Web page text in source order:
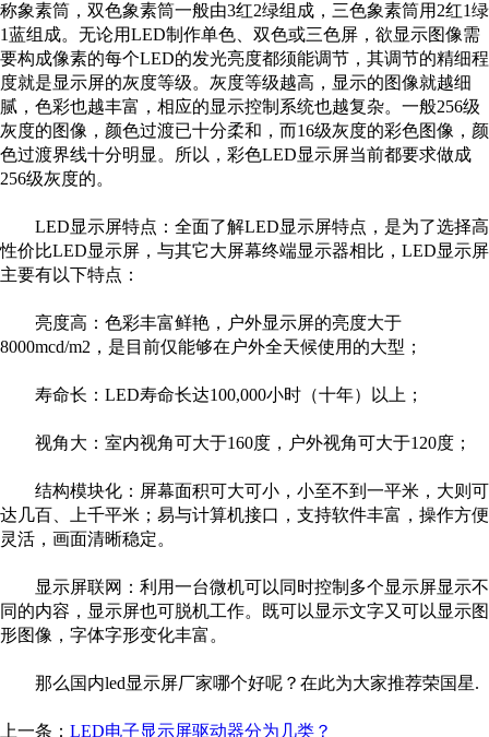
称象素筒，双色象素筒一般由3红2绿组成，三色象素筒用2红1绿
1蓝组成。无论用LED制作单色、双色或三色屏，欲显示图像需
要构成像素的每个LED的发光亮度都须能调节，其调节的精细程
度就是显示屏的灰度等级。灰度等级越高，显示的图像就越细
腻，色彩也越丰富，相应的显示控制系统也越复杂。一般256级
灰度的图像，颜色过渡已十分柔和，而16级灰度的彩色图像，颜
色过渡界线十分明显。所以，彩色LED显示屏当前都要求做成
256级灰度的。
LED显示屏特点：全面了解LED显示屏特点，是为了选择高
性价比LED显示屏，与其它大屏幕终端显示器相比，LED显示屏
主要有以下特点：
亮度高：色彩丰富鲜艳，户外显示屏的亮度大于
8000mcd/m2，是目前仅能够在户外全天候使用的大型；
寿命长：LED寿命长达100,000小时（十年）以上；
视角大：室内视角可大于160度，户外视角可大于120度；
结构模块化：屏幕面积可大可小，小至不到一平米，大则可
达几百、上千平米；易与计算机接口，支持软件丰富，操作方便
灵活，画面清晰稳定。
显示屏联网：利用一台微机可以同时控制多个显示屏显示不
同的内容，显示屏也可脱机工作。既可以显示文字又可以显示图
形图像，字体字形变化丰富。
那么国内led显示屏厂家哪个好呢？在此为大家推荐荣国星.
上一条： LED电子显示屏驱动器分为几类？